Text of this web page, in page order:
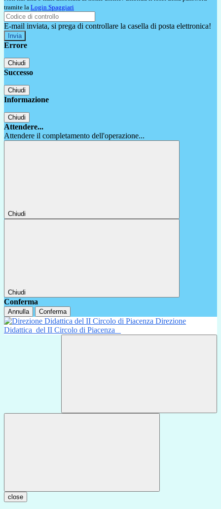
tramite la Login Spaggiari
E-mail inviata, si prega di controllare la casella di posta elettronica!
Errore
Chiudi
Successo
Chiudi
Informazione
Chiudi
Attendere...
Attendere il completamento dell'operazione...
Chiudi
Chiudi
Conferma
Annulla Conferma
Direzione
Didattica del II Circolo di Piacenza
close